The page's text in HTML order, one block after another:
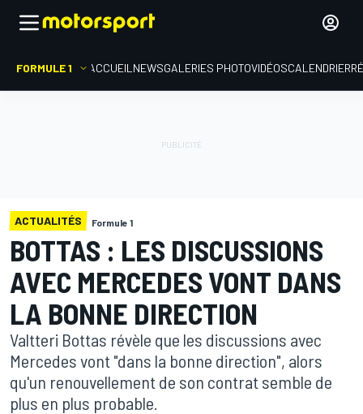
FORMULE 1 ACCUEIL NEWSGALERIES PHOTOVIDÉOSCALENDRIER
ACTUALITÉS Formule 1
BOTTAS : LES DISCUSSIONS
AVEC MERCEDES VONT DANS
LA BONNE DIRECTION
Valtteri Bottas révèle que les discussions avec
Mercedes vont "dans la bonne direction", alors
qu'un renouvellement de son contrat semble de
plus en plus probable.